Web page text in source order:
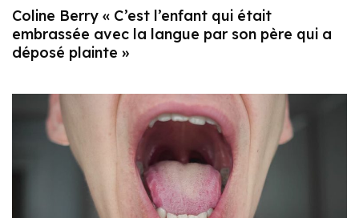
Coline Berry « C’est l’enfant qui était
embrassée avec la langue par son père qui a
déposé plainte »